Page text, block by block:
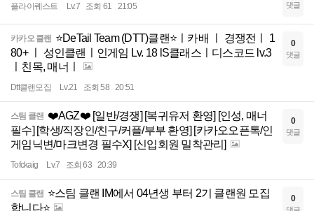
플라이퀘스트 Lv.7 조회 61 21:05 댓글
카카오 클랜 ⭐DeTail Team (DTT)클랜⭐ㅣ카배 ㅣ 경쟁전ㅣ 1
80+ ㅣ 성인클랜ㅣ인게임 Lv. 18 lS클래스ㅣ디스코드 lv.3
ㅣ친목, 매너ㅣ
Dtt클랜모집 Lv.21 조회 58 20:51
0
댓글
스팀 클랜 ❤️‍AGZ❤️‍ [일반/경쟁] [복귀유저 환영] [인성, 매너
필수] [학생/직장인/친구/커플/부부 환영] [카카오오픈톡/인
게임닉변/마크변경 필수X] [신입회원 밀착관리]
Tofckaig Lv.7 조회 63 20:39
0
댓글
스팀 클랜 ⭐스팀 클랜 IM에서 04년생 부터 2기 클랜원 모집
합니다⭐
0